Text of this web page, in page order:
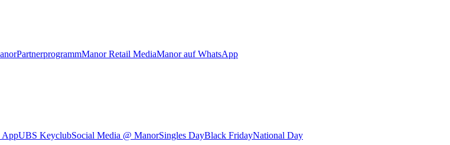
PartnerprogrammManor Retail MediaManor auf WhatsApp
AppUBS KeyclubSocial Media @ ManorSingles DayBlack FridayNational Day